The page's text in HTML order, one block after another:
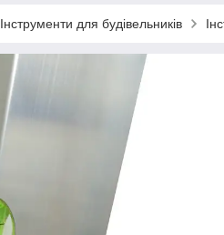
Інструменти для будівельників